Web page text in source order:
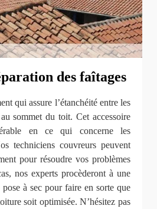
des faîtages
qui assure l’étanchéité entre les
sommet du toit. Cet accessoire
en ce qui concerne les
techniciens couvreurs peuvent
pour résoudre vos problèmes
nos experts procèderont à une
à sec pour faire en sorte que
soit optimisée. N’hésitez pas